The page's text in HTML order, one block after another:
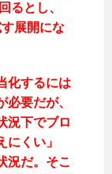
るとし、
展開にな
化するには
要だが、
況下でブロ
にくい」
況だ。そこ